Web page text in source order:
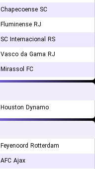
Chapecoense SC
Fluminense RJ
SC Internacional RS
Vasco da Gama RJ
Mirassol FC
Houston Dynamo
Feyenoord Rotterdam
AFC Ajax